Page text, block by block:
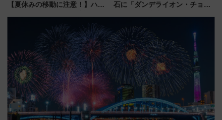
【夏休みの移動に注意！】ハン
「身の回り品」新サイズ制限
(40×30×20cm)おさらい
石に「ダンデライオン・チョコ
くりとは？